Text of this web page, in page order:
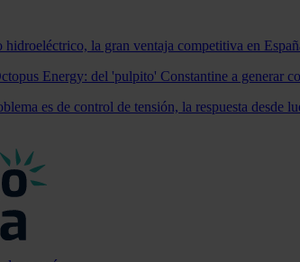
la gran ventaja competitiva en
Energy: del 'pulpito' Constantine a generar
es de control de tensión, la respuesta desde